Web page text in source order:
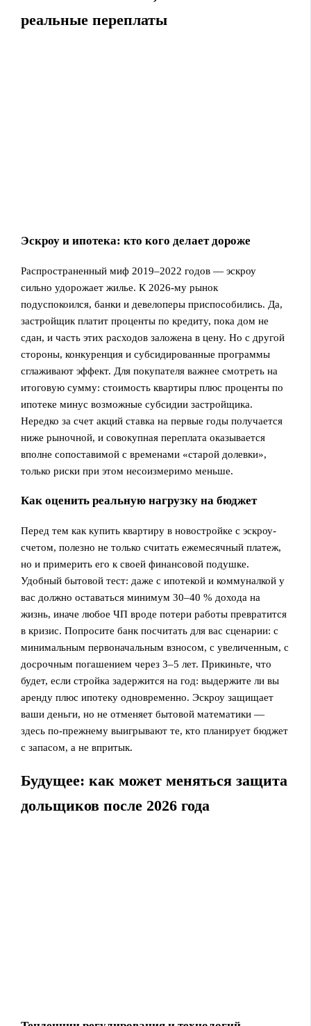
реальные переплаты
Эскроу и ипотека: кто кого делает дороже
Распространенный миф 2019–2022 годов — эскроу
сильно удорожает жилье. К 2026‑му рынок
подуспокоился, банки и девелоперы приспособились. Да,
застройщик платит проценты по кредиту, пока дом не
сдан, и часть этих расходов заложена в цену. Но с другой
стороны, конкуренция и субсидированные программы
сглаживают эффект. Для покупателя важнее смотреть на
итоговую сумму: стоимость квартиры плюс проценты по
ипотеке минус возможные субсидии застройщика.
Нередко за счет акций ставка на первые годы получается
ниже рыночной, и совокупная переплата оказывается
вполне сопоставимой с временами «старой долевки»,
только риски при этом несоизмеримо меньше.
Как оценить реальную нагрузку на бюджет
Перед тем как купить квартиру в новостройке с эскроу-
счетом, полезно не только считать ежемесячный платеж,
но и примерить его к своей финансовой подушке.
Удобный бытовой тест: даже с ипотекой и коммуналкой у
вас должно оставаться минимум 30–40 % дохода на
жизнь, иначе любое ЧП вроде потери работы превратится
в кризис. Попросите банк посчитать для вас сценарии: с
минимальным первоначальным взносом, с увеличенным, с
досрочным погашением через 3–5 лет. Прикиньте, что
будет, если стройка задержится на год: выдержите ли вы
аренду плюс ипотеку одновременно. Эскроу защищает
ваши деньги, но не отменяет бытовой математики —
здесь по‑прежнему выигрывают те, кто планирует бюджет
с запасом, а не впритык.
Будущее: как может меняться защита
дольщиков после 2026 года